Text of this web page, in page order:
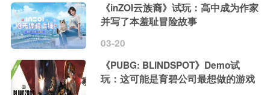
《inZOI云族裔》试玩：高中成为作家
并写了本羞耻冒险故事
03-20
《PUBG: BLINDSPOT》Demo试
玩：这可能是育碧公司最想做的游戏